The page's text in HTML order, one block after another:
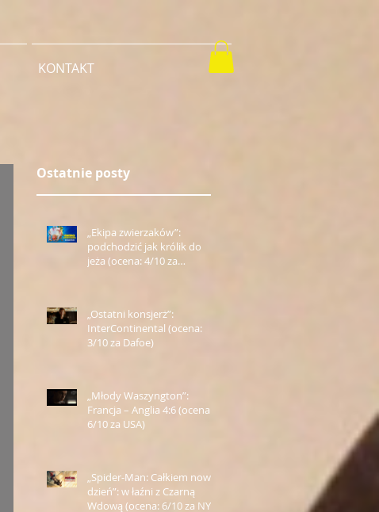
KONTAKT
Ostatnie posty
„Ekipa zwierzaków”:
podchodzić jak królik do
jeża (ocena: 4/10 za
„Ostatni konsjerż”:
InterContinental (ocena:
3/10 za Dafoe)
„Młody Waszyngton”:
Francja – Anglia 4:6 (ocena:
6/10 za USA)
„Spider-Man: Całkiem nowy
dzień”: w łaźni z Czarną
Wdową (ocena: 6/10 za NY)